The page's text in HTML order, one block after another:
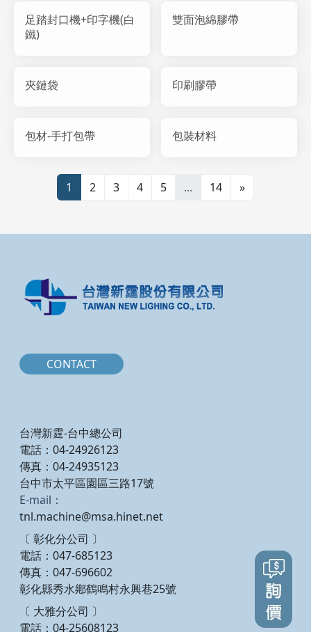
足踏封口機+印字機(白
鐵)
雙面泡綿膠帶
夾鏈袋 印刷膠帶
包材-手打包帶 包裝材料
1 2 3 4 5 ... 14 »
CONTACT
台灣新霆-台中總公司
電話：04-24926123
傳真：04-24935123
台中市太平區園區三路17號
E-mail：
tnl.machine@msa.hinet.net
〔 彰化分公司 〕
電話：047-685123
傳真：047-696602
彰化縣秀水鄕鶴鳴村永興巷25號
〔 大雅分公司 〕
電話：04-25608123